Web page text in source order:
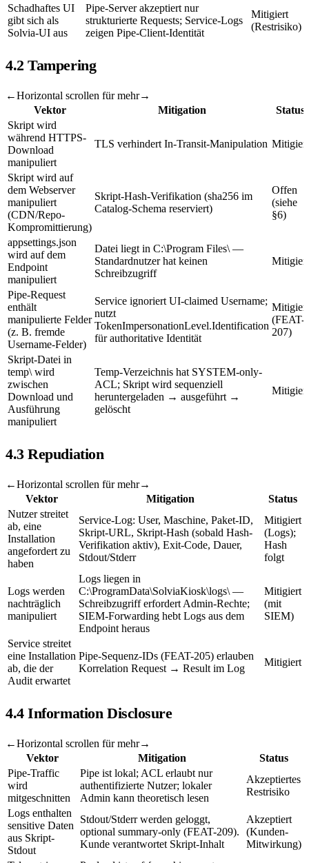
Schadhaftes UI
gibt sich als
Solvia-UI aus
Pipe-Server akzeptiert nur
strukturierte Requests; Service-Logs
zeigen Pipe-Client-Identität
Mitigiert
(Restrisiko)
4.2 Tampering
←Horizontal scrollen für mehr→
Vektor
Mitigation
Status
Skript wird
während HTTPS-
Download
manipuliert
TLS verhindert In-Transit-Manipulation Mitigiert
Skript wird auf
dem Webserver
manipuliert
(CDN/Repo-
Kompromittierung)
Skript-Hash-Verifikation (sha256 im
Catalog-Schema reserviert)
Offen
(siehe
§6)
appsettings.json
wird auf dem
Endpoint
manipuliert
Datei liegt in C:\Program Files\ —
Standardnutzer hat keinen
Schreibzugriff
Mitigiert
Pipe-Request
enthält
manipulierte Felder
(z. B. fremde
Username-Felder)
Service ignoriert UI-claimed Username;
nutzt
TokenImpersonationLevel.Identification
für authoritative Identität
Mitigiert
(FEAT-
207)
Skript-Datei in
temp\ wird
zwischen
Download und
Ausführung
manipuliert
Temp-Verzeichnis hat SYSTEM-only-
ACL; Skript wird sequenziell
heruntergeladen → ausgeführt →
gelöscht
Mitigiert
4.3 Repudiation
←Horizontal scrollen für mehr→
Vektor
Mitigation
Status
Nutzer streitet
ab, eine
Installation
angefordert zu
haben
Service-Log: User, Maschine, Paket-ID,
Skript-URL, Skript-Hash (sobald Hash-
Verifikation aktiv), Exit-Code, Dauer,
Stdout/Stderr
Mitigiert
(Logs);
Hash
folgt
Logs werden
nachträglich
manipuliert
Logs liegen in
C:\ProgramData\SolviaKiosk\logs\ —
Schreibzugriff erfordert Admin-Rechte;
SIEM-Forwarding hebt Logs aus dem
Endpoint heraus
Mitigiert
(mit
SIEM)
Service streitet
eine Installation
ab, die der
Audit erwartet
Pipe-Sequenz-IDs (FEAT-205) erlauben
Korrelation Request → Result im Log
Mitigiert
4.4 Information Disclosure
←Horizontal scrollen für mehr→
Vektor
Mitigation
Status
Pipe-Traffic
wird
mitgeschnitten
Pipe ist lokal; ACL erlaubt nur
authentifizierte Nutzer; lokaler
Admin kann theoretisch lesen
Akzeptiertes
Restrisiko
Logs enthalten
sensitive Daten
aus Skript-
Stdout
Stdout/Stderr werden geloggt,
optional summary-only (FEAT-209).
Kunde verantwortet Skript-Inhalt
Akzeptiert
(Kunden-
Mitwirkung)